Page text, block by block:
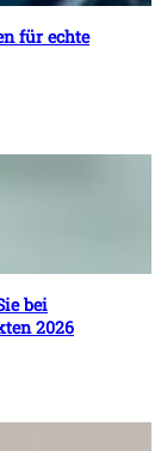
für echte
bei
2026